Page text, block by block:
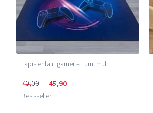
Tapis enfant gamer – Lumi multi
70,00 45,90
Best-seller